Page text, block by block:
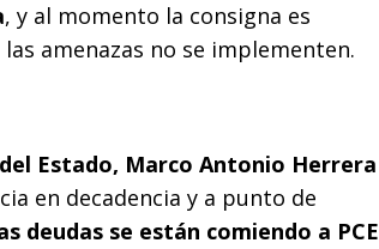
, y al momento la consigna es
amenazas no se implementen.
Estado, Marco Antonio Herrera
en decadencia y a punto de
deudas se están comiendo a PCE